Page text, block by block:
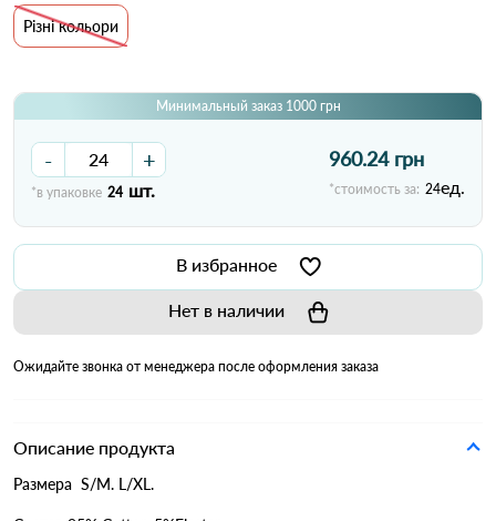
Різні кольори
Минимальный заказ 1000 грн
- +
*в упаковке 24 шт.
960.24 грн
*стоимость за: 24ед.
В избранное
Нет в наличии
Ожидайте звонка от менеджера после оформления заказа
Описание продукта
Размера S/M. L/XL.